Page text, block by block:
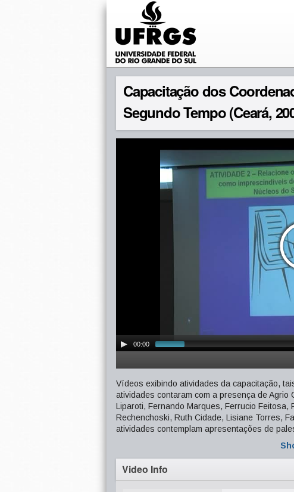
Capacitação dos
Segundo Tempo (Ceará,
00:00
Vídeos exibindo atividades da capacitação,
atividades contaram com a presença de Agrio
Liparoti, Fernando Marques, Ferrucio Feitosa,
Rechenchoski, Ruth Cidade, Lisiane Torres,
atividades contemplam apresentações de
Video Info